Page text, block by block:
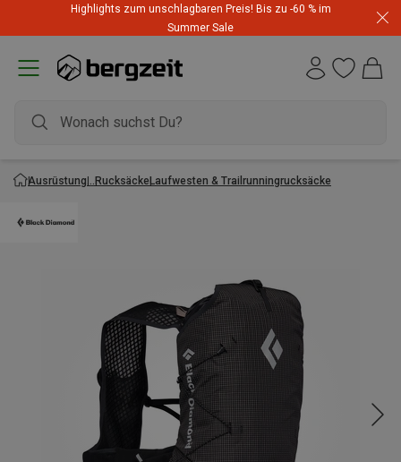
Highlights zum unschlagbaren Preis! Bis zu -60 % im
Summer Sale
Ausrüstung RucksäckeLaufwesten & Trailrunningrucksäcke